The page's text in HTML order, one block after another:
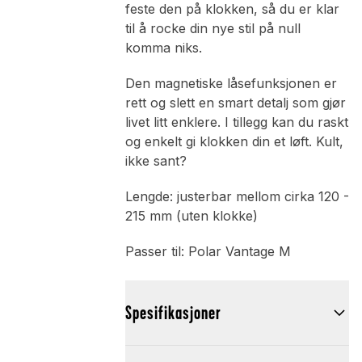
feste den på klokken, så du er klar
til å rocke din nye stil på null
komma niks.
Den magnetiske låsefunksjonen er
rett og slett en smart detalj som gjør
livet litt enklere. I tillegg kan du raskt
og enkelt gi klokken din et løft. Kult,
ikke sant?
Lengde: justerbar mellom cirka 120 -
215 mm (uten klokke)
Passer til: Polar Vantage M
Spesifikasjoner